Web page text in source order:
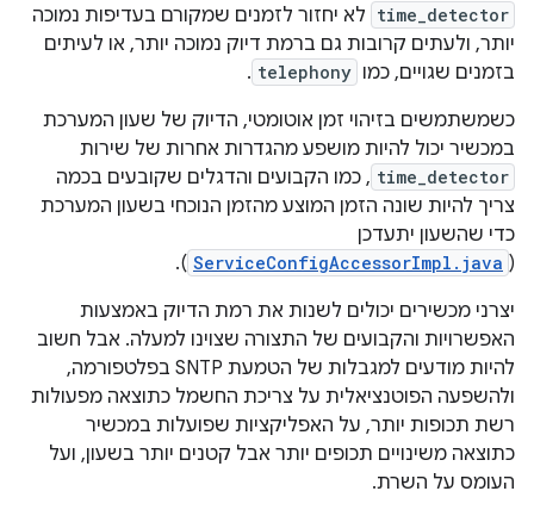
time_detector לא יחזור לזמנים שמקורם בעדיפות נמוכה
יותר, ולעתים קרובות גם ברמת דיוק נמוכה יותר, או לעיתים
בזמנים שגויים, כמו telephony
.
כשמשתמשים בזיהוי זמן אוטומטי, הדיוק של שעון המערכת
במכשיר יכול להיות מושפע מהגדרות אחרות של שירות
time_detector , כמו הקבועים והדגלים שקובעים בכמה
צריך להיות שונה הזמן המוצע מהזמן הנוכחי בשעון המערכת
כדי שהשעון יתעדכן
(
ServiceConfigAccessorImpl.java
).
יצרני מכשירים יכולים לשנות את רמת הדיוק באמצעות
האפשרויות והקבועים של התצורה שצוינו למעלה. אבל חשוב
להיות מודעים למגבלות של הטמעת SNTP בפלטפורמה,
ולהשפעה הפוטנציאלית על צריכת החשמל כתוצאה מפעולות
רשת תכופות יותר, על האפליקציות שפועלות במכשיר
כתוצאה משינויים תכופים יותר אבל קטנים יותר בשעון, ועל
העומס על השרת.